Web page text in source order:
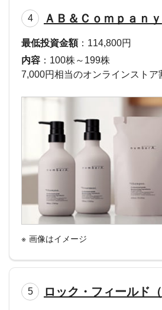
4 ＡＢ＆Ｃｏｍｐａｎ
最低投資金額：114,800円
内容 ：100株～199株
7,000円相当のオンラインストア
画像はイメージ
5 ロック・フィールド